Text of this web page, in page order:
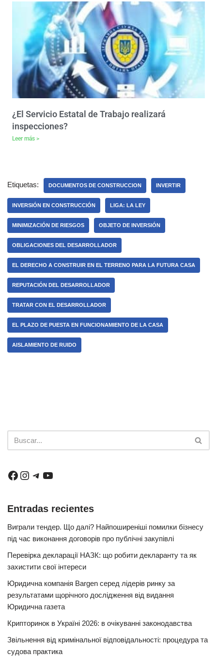
¿El Servicio Estatal de Trabajo realizará
inspecciones?
Leer más >
Etiquetas: DOCUMENTOS DE CONSTRUCCION INVERTIR
INVERSIÓN EN CONSTRUCCIÓN LIGA: LA LEY
MINIMIZACIÓN DE RIESGOS OBJETO DE INVERSIÓN
OBLIGACIONES DEL DESARROLLADOR
EL DERECHO A CONSTRUIR EN EL TERRENO PARA LA FUTURA CASA
REPUTACIÓN DEL DESARROLLADOR
TRATAR CON EL DESARROLLADOR
EL PLAZO DE PUESTA EN FUNCIONAMIENTO DE LA CASA
AISLAMIENTO DE RUIDO
Entradas recientes
Виграли тендер. Що далі? Найпоширеніші помилки бізнесу
під час виконання договорів про публічні закупівлі
Перевірка декларації НАЗК: що робити декларанту та як
захистити свої інтереси
Юридична компанія Bargen серед лідерів ринку за
результатами щорічного дослідження від видання
Юридична газета
Крипторинок в Україні 2026: в очікуванні законодавства
Звільнення від кримінальної відповідальності: процедура та
судова практика